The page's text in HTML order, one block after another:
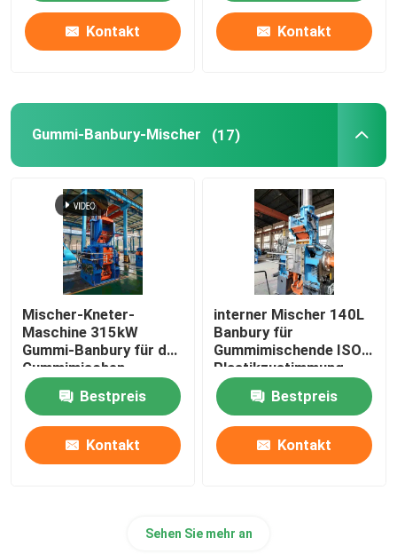
Gummivulkanisierungspresse
Kunststoff-Recycling-Linie
Tennisball, der Maschine herstellt
Gummischleifer Machine
Reihe weg von der abkühlenden Gummimaschine
Gummiförderband-Fertigungsstraße
Gummikalender-Maschine
Kreisförmiges automatisches Kleinmaterial-
Kontakt Kontakt
Gummi-Banbury-Mischer (17)
Mischer-Kneter-
Maschine 315kW
Gummi-Banbury für das
Gummimischen
Bestpreis
Kontakt
interner Mischer 140L
Banbury für
Gummimischende ISO-
Plastikzustimmung
Bestpreis
Kontakt
Sehen Sie mehr an